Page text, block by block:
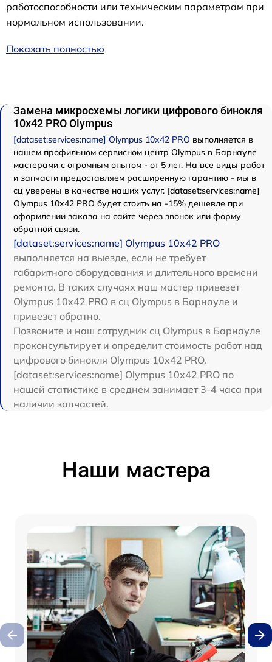
работоспособности или техническим параметрам при
нормальном использовании.
Показать полностью
Замена микросхемы логики цифрового бинокля
10x42 PRO Olympus
[dataset:services:name] Olympus 10x42 PRO выполняется в
нашем профильном сервисном центр Olympus в Барнауле
мастерами с огромным опытом - от 5 лет. На все виды работ
и запчасти предоставляем расширенную гарантию - мы в
сц уверены в качестве наших услуг. [dataset:services:name]
Olympus 10x42 PRO будет стоить на -15% дешевле при
оформлении заказа на сайте через звонок или форму
обратной связи.
[dataset:services:name] Olympus 10x42 PRO
выполняется на выезде, если не требует
габаритного оборудования и длительного времени
ремонта. В таких случаях наш мастер привезет
Olympus 10x42 PRO в сц Olympus в Барнауле и
привезет обратно.
Позвоните и наш сотрудник сц Olympus в Барнауле
проконсультирует и определит стоимость работ над
цифрового бинокля Olympus 10x42 PRO.
[dataset:services:name] Olympus 10x42 PRO по
нашей статистике в среднем занимает 3-4 часа при
наличии запчастей.
Наши мастера